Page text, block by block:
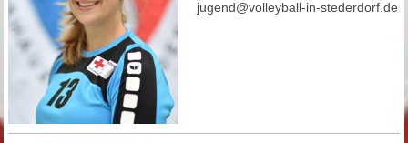
jugend@volleyball-in-stederdorf.de